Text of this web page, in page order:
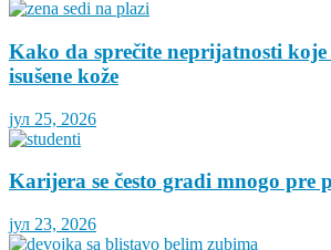
Kako da sprečite neprijatnosti koje
isušene kože
јул 25, 2026
Karijera se često gradi mnogo pre
јул 23, 2026